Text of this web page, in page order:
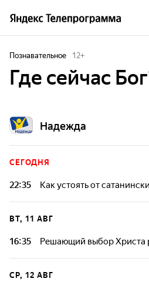
Познавательное 12+
Где сейчас
Надежда
СЕГОДНЯ
22:35 Как устоять от
Философы и богословы о
Исследование концепций от
ВТ, 11 АВГ
16:35 Решающий выбор Христа
Философы и богословы о
Исследование концепций от
СР, 12 АВГ